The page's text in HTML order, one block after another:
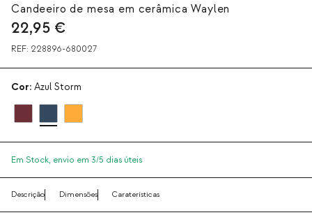
Candeeiro de mesa em cerâmica Waylen
22,95 €
REF: 228896-680027
Cor: Azul Storm
Em Stock, envio em 3/5 dias úteis
Descrição Dimensões Caraterísticas